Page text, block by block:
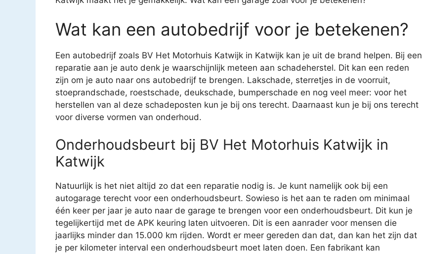
Wat kan een autobedrijf voor je betekenen?
Een autobedrijf zoals BV Het Motorhuis Katwijk in Katwijk kan je uit de brand helpen. Bij een
reparatie aan je auto denk je waarschijnlijk meteen aan schadeherstel. Dit kan een reden
zijn om je auto naar ons autobedrijf te brengen. Lakschade, sterretjes in de voorruit,
stoeprandschade, roestschade, deukschade, bumperschade en nog veel meer: voor het
herstellen van al deze schadeposten kun je bij ons terecht. Daarnaast kun je bij ons terecht
voor diverse vormen van onderhoud.
Onderhoudsbeurt bij BV Het Motorhuis Katwijk in
Katwijk
Natuurlijk is het niet altijd zo dat een reparatie nodig is. Je kunt namelijk ook bij een
autogarage terecht voor een onderhoudsbeurt. Sowieso is het aan te raden om minimaal
één keer per jaar je auto naar de garage te brengen voor een onderhoudsbeurt. Dit kun je
tegelijkertijd met de APK keuring laten uitvoeren. Dit is een aanrader voor mensen die
jaarlijks minder dan 15.000 km rijden. Wordt er meer gereden dan dat, dan kan het zijn dat
je per kilometer interval een onderhoudsbeurt moet laten doen. Een fabrikant kan